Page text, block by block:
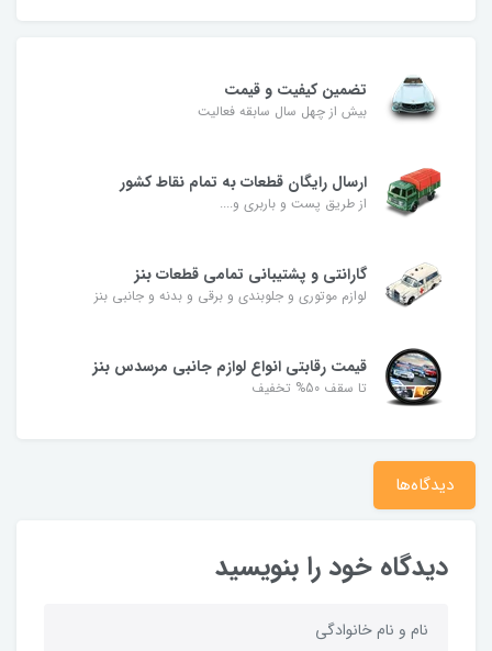
تضمین کیفیت و قیمت
بیش از چهل سال سابقه فعالیت
ارسال رایگان قطعات به تمام نقاط کشور
از طریق پست و باربری و....
گارانتی و پشتیبانی تمامی قطعات بنز
لوازم موتوری و جلوبندی و برقی و بدنه و جانبی بنز
قیمت رقابتی انواع لوازم جانبی مرسدس بنز
تا سقف 50% تخفیف
دیدگاه‌ها
دیدگاه خود را بنویسید